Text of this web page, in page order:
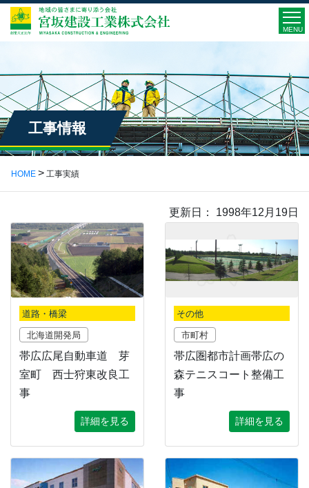
MENU
工事情報
HOME 工事実績
更新日： 1998年12月19日
道路・橋梁
北海道開発局
帯広広尾自動車道 芽
室町 西士狩東改良工
事
詳細を見る
その他
市町村
帯広圏都市計画帯広の
森テニスコート整備工
事
詳細を見る